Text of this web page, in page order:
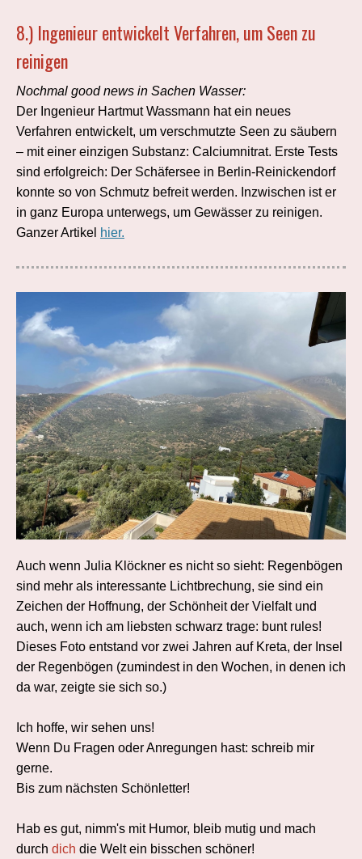
8.) Ingenieur entwickelt Verfahren, um Seen zu
reinigen
Nochmal good news in Sachen Wasser:
Der Ingenieur Hartmut Wassmann hat ein neues
Verfahren entwickelt, um verschmutzte Seen zu säubern
– mit einer einzigen Substanz: Calciumnitrat. Erste Tests
sind erfolgreich: Der Schäfersee in Berlin-Reinickendorf
konnte so von Schmutz befreit werden. Inzwischen ist er
in ganz Europa unterwegs, um Gewässer zu reinigen.
Ganzer Artikel hier.
Auch wenn Julia Klöckner es nicht so sieht: Regenbögen
sind mehr als interessante Lichtbrechung, sie sind ein
Zeichen der Hoffnung, der Schönheit der Vielfalt und
auch, wenn ich am liebsten schwarz trage: bunt rules!
Dieses Foto entstand vor zwei Jahren auf Kreta, der Insel
der Regenbögen (zumindest in den Wochen, in denen ich
da war, zeigte sie sich so.)
Ich hoffe, wir sehen uns!
Wenn Du Fragen oder Anregungen hast: schreib mir
gerne.
Bis zum nächsten Schönletter!
Hab es gut, nimm's mit Humor, bleib mutig und mach
durch dich die Welt ein bisschen schöner!